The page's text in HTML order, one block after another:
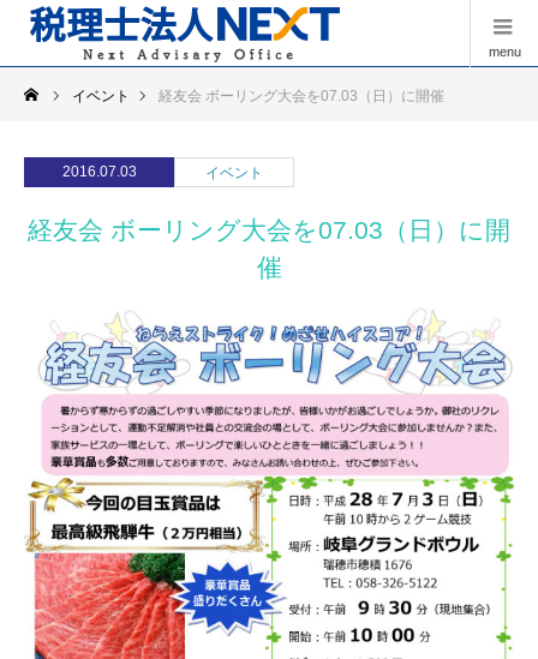
menu
イベント 経友会 ボーリング大会を07.03（日）に開催
2016.07.03 イベント
経友会 ボーリング大会を07.03（日）に開
催